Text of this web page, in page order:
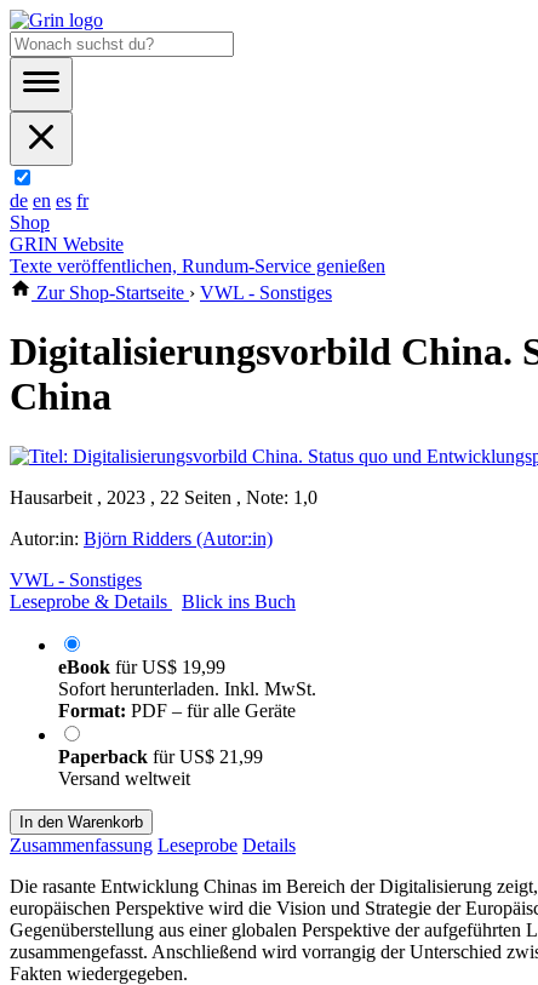
de en es fr
Shop
GRIN Website
Texte veröffentlichen, Rundum-Service genießen
Zur Shop-Startseite › VWL - Sonstiges
Digitalisierungsvorbild China.
China
Hausarbeit , 2023 , 22 Seiten , Note: 1,0
Autor:in: Björn Ridders (Autor:in)
VWL - Sonstiges
Leseprobe & Details
Blick ins Buch
eBook fürUS$ 19,99
Sofort herunterladen. Inkl. MwSt.
Format: PDF – für alle Geräte
Paperback fürUS$ 21,99
Versand weltweit
In den Warenkorb
Zusammenfassung Leseprobe Details
Die rasante Entwicklung Chinas im Bereich der Digitalisierung
europäischen Perspektive wird die Vision und Strategie der
Gegenüberstellung aus einer globalen Perspektive der
zusammengefasst. Anschließend wird vorrangig der Unterschied
Fakten wiedergegeben.